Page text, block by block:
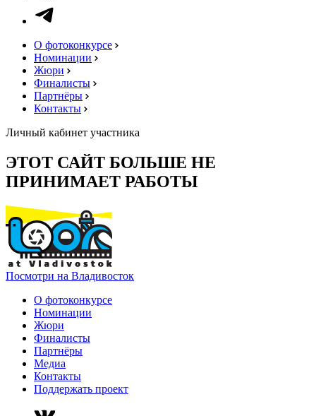
О фотоконкурсе
Номинации
Жюри
Финалисты
Партнёры
Контакты
Личный кабинет участника
ЭТОТ САЙТ БОЛЬШЕ НЕ
ПРИНИМАЕТ РАБОТЫ
Посмотри на Владивосток
О фотоконкурсе
Номинации
Жюри
Финалисты
Партнёры
Медиа
Контакты
Поддержать проект